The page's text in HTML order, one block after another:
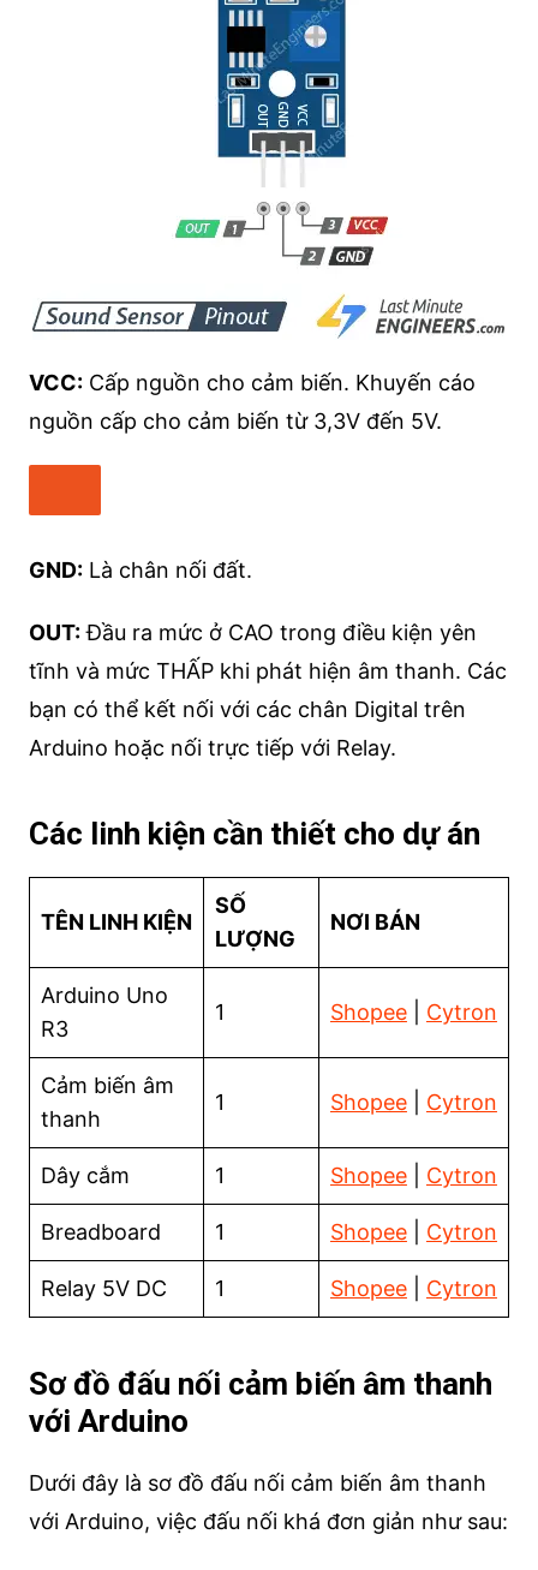
VCC:Cấp nguồn cho cảm biến. Khuyến cáo
nguồn cấp cho cảm biến từ 3,3V đến 5V.
GND:Là chân nối đất.
OUT:Đầu ra mức ở CAO trong điều kiện yên
tĩnh và mức THẤP khi phát hiện âm thanh. Các
bạn có thể kết nối với các chân Digital trên
Arduino hoặc nối trực tiếp với Relay.
Các linh kiện cần thiết cho dự án
TÊN LINH KIỆN
SỐ
LƯỢNG
NƠI BÁN
Arduino Uno
R3
1 Shopee| Cytron
Cảm biến âm
thanh
1 Shopee| Cytron
Dây cắm 1 Shopee| Cytron
Breadboard 1 Shopee| Cytron
Relay 5V DC 1 Shopee| Cytron
Sơ đồ đấu nối cảm biến âm thanh
với Arduino
Dưới đây là sơ đồ đấu nối cảm biến âm thanh
với Arduino, việc đấu nối khá đơn giản như sau: